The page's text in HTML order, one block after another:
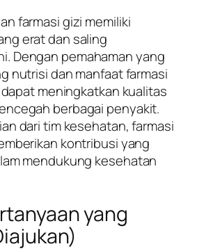
farmasi gizi memiliki
erat dan saling
Dengan pemahaman yang
nutrisi dan manfaat farmasi
meningkatkan kualitas
berbagai penyakit.
dari tim kesehatan, farmasi
kontribusi yang
mendukung kesehatan
yang